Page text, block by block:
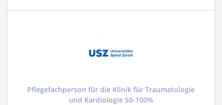
Pflegefachperson für die Klinik für Traumatologie
und Kardiologie 50-100%